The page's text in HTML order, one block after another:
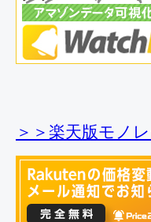
＞＞楽天版モノ